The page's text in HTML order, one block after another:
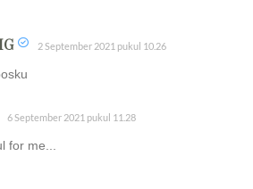
2 September 2021 pukul 10.26
6 September 2021 pukul 11.28
for me...